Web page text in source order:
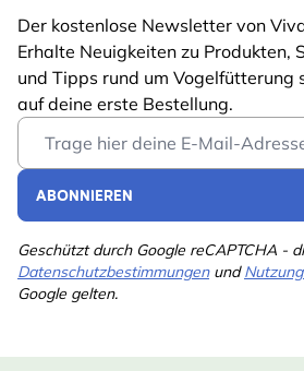
Der kostenlose Newsletter von
Erhalte Neuigkeiten zu Produkten,
und Tipps rund um
auf deine erste Bestellung.
Email Address
ABONNIEREN
Geschützt durch Google reCAPTCHA -
Datenschutzbestimmungenund
Google gelten.